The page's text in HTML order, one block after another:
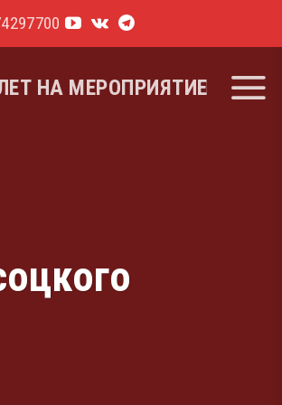
НА МЕРОПРИЯТИЕ